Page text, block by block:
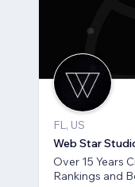
FL, US
Web Star
Over 15 Years
Rankings and